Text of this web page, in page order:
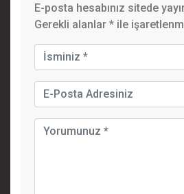
E-posta hesabınız sitede
Gerekli alanlar * ile